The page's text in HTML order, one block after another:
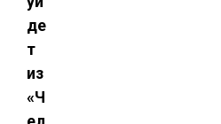
де
т
из
«Ч